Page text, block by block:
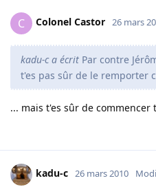
C Colonel Castor 26 mars
kadu-c a écrit Par contre
t'es pas sûr de le remporter
... mais t'es sûr de
kadu-c 26 mars 2010